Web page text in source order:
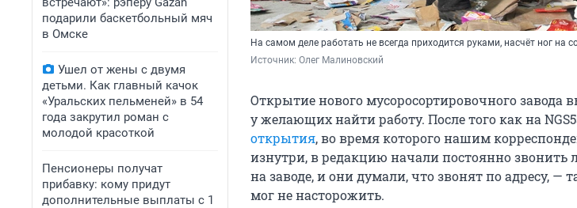
подарили баскетбольный мяч
в Омске
Ушел от жены с двумя
детьми. Как главный качок
«Уральских пельменей» в 54
года закрутил роман с
молодой красоткой
Пенсионеры получат
прибавку: кому придут
дополнительные выплаты с 1
На самом деле работать не всегда приходится руками, насчёт ног на
Источник: Олег Малиновский
Открытие нового мусоросортировочного
у желающих найти работу. После того как на
открытия, во время которого нашим
изнутри, в редакцию начали постоянно
на заводе, и они думали, что звонят по адресу, —
мог не насторожить.